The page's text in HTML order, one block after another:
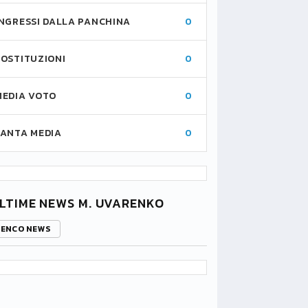
DALLA PANCHINA 0
0
VOTO 0
MEDIA 0
NEWS M. UVARENKO
NEWS